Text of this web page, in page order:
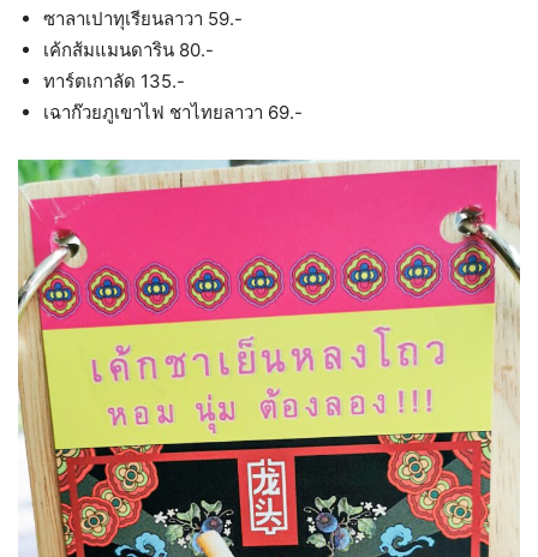
ซาลาเปาทุเรียนลาวา 59.-
เค้กส้มแมนดาริน 80.-
ทาร์ตเกาลัด 135.-
เฉาก๊วยภูเขาไฟ ชาไทยลาวา 69.-